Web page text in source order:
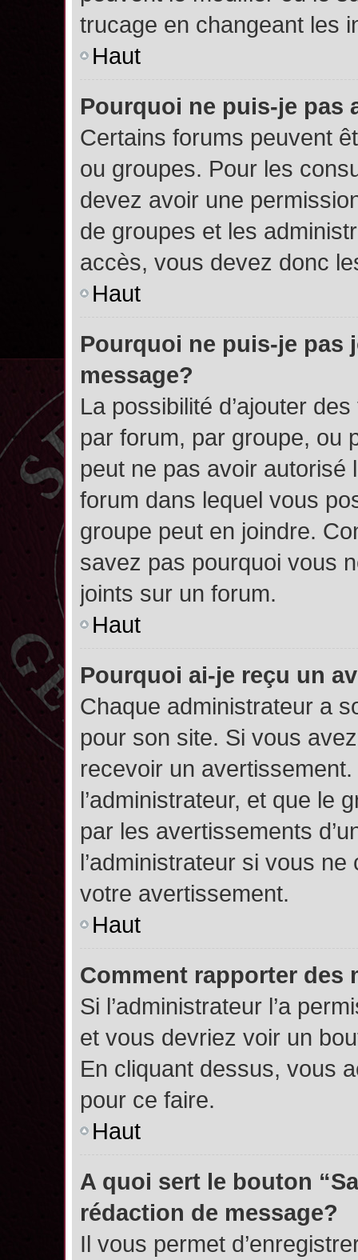
trucage en changeant les
Haut
Pourquoi ne puis-je pas
Certains forums peuvent
ou groupes. Pour les
devez avoir une
de groupes et les
accès, vous devez donc
Haut
Pourquoi ne puis-je pas
message?
La possibilité d’ajouter
par forum, par groupe, ou
peut ne pas avoir autorisé
forum dans lequel vous
groupe peut en joindre.
savez pas pourquoi vous
joints sur un forum.
Haut
Pourquoi ai-je reçu un
Chaque administrateur a
pour son site. Si vous
recevoir un
l’administrateur, et que le
par les avertissements
l’administrateur si vous
votre avertissement.
Haut
Comment rapporter des
Si l’administrateur l’a
et vous devriez voir un
En cliquant dessus, vous
pour ce faire.
Haut
A quoi sert le bouton
rédaction de message?
Il vous permet